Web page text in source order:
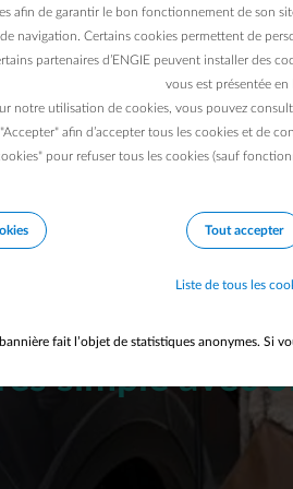
électrique ou
simple avec
afin de garantir le bon fonctionnement de son
navigation. Certains cookies permettent de
partenaires d’ENGIE peuvent installer des
vous est présentée en
notre utilisation de cookies, vous pouvez
"Accepter" afin d’accepter tous les cookies et de
pour refuser tous les cookies (sauf
Tout accepter
Liste de tous les
fait l’objet de statistiques anonymes. Si